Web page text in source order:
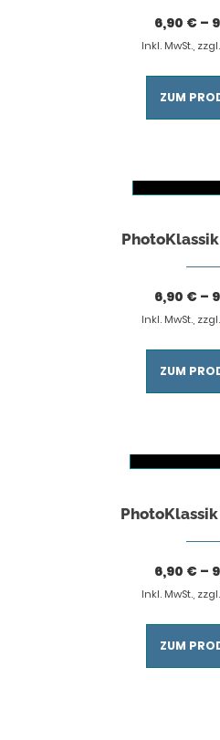
6,90 €–
Inkl. MwSt., zzgl.
ZUM
Dieses Produkt weist mehrere Varianten auf. Die Optionen können auf der Produktseite gewählt werden
6,90 €–
Inkl. MwSt., zzgl.
ZUM
Dieses Produkt weist mehrere Varianten auf. Die Optionen können auf der Produktseite gewählt werden
6,90 €–
Inkl. MwSt., zzgl.
ZUM